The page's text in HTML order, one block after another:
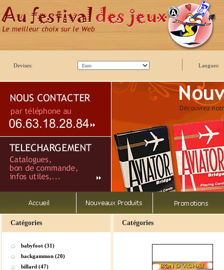
Devises: Langues:
Catégories
babyfoot (31)
backgammon (20)
billard (47)
Catégories